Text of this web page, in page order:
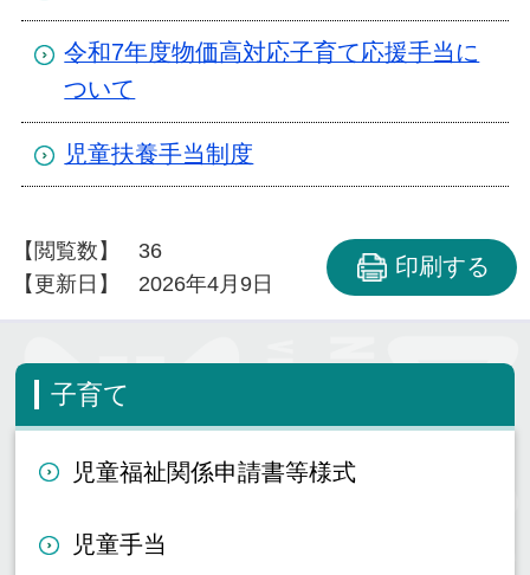
令和7年度物価高対応子育て応援手当に
ついて
児童扶養手当制度
【閲覧数】
36
【更新日】
2026年4月9日
印刷する
子育て
児童福祉関係申請書等様式
児童手当